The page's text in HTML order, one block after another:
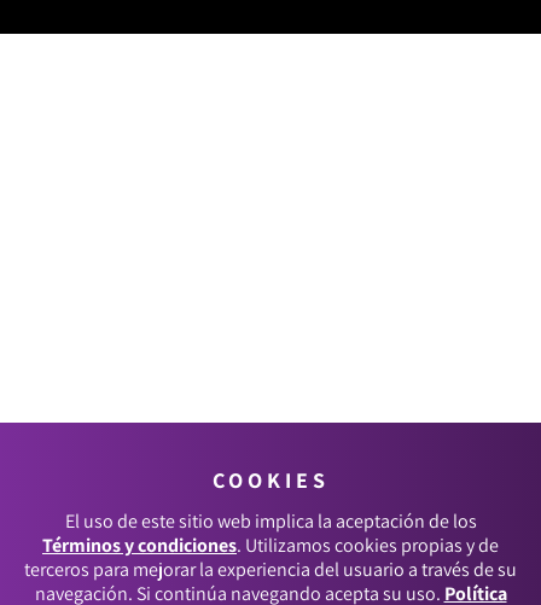
COOKIES
El uso de este sitio web implica la aceptación de los
Términos y condiciones. Utilizamos cookies propias y de
terceros para mejorar la experiencia del usuario a través de su
navegación. Si continúa navegando acepta su uso. Política